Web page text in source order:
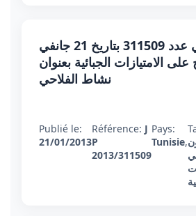
قرار تعقيبي عدد 311509 بتاريخ 21 جانفي
على الامتيازات الجبائية بعنوان
نشاط الفلاحي
Publié le:
21/01/2013
Référence: J
P
2013/311509
Pays:
Tunisie,